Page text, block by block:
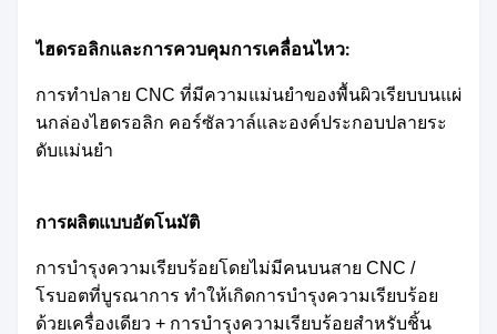
ไฮดรอลิกและการควบคุมการเคลื่อนไหว:
การทําปลาย CNC ที่มีความแม่นยําของพื้นผิวเรียบบนแผ่
นกล่องไฮดรอลิก คอร์ซัลวาล์และองค์ประกอบปลายระ
ดับแม่นยํา
การผลิตแบบอัตโนมัติ
การบํารุงความเรียบร้อยโดยไม่มีคนบนสาย CNC /
โรบอตที่บูรณาการ ทําให้เกิดการบํารุงความเรียบร้อย
ด้วยเครื่องเดียว + การบํารุงความเรียบร้อยสําหรับชิ้น